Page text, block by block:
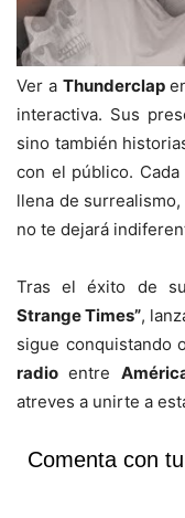
Ver a Thunderclap
interactiva. Sus
sino también
con el público.
llena de
no te dejará
Tras el éxito de
Strange Times”,
sigue conquistando
radio entre
atreves a unirte a
Comenta con